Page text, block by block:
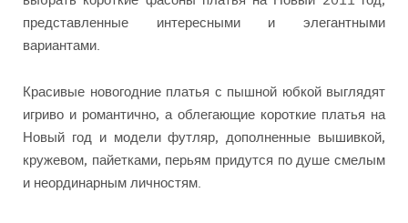
представленные интересными и элегантными
вариантами.
Красивые новогодние платья с пышной юбкой выглядят
игриво и романтично, а облегающие короткие платья на
Новый год и модели футляр, дополненные вышивкой,
кружевом, пайетками, перьям придутся по душе смелым
и неординарным личностям.